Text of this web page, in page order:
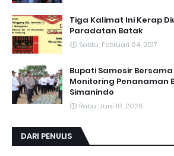
Tiga Kalimat Ini Kerap
Paradatan Batak
Sabtu, Februari 04, 2017
Bupati Samosir
Monitoring Penanaman
Simanindo
Rabu, Juni 10, 2026
DARI PENULIS